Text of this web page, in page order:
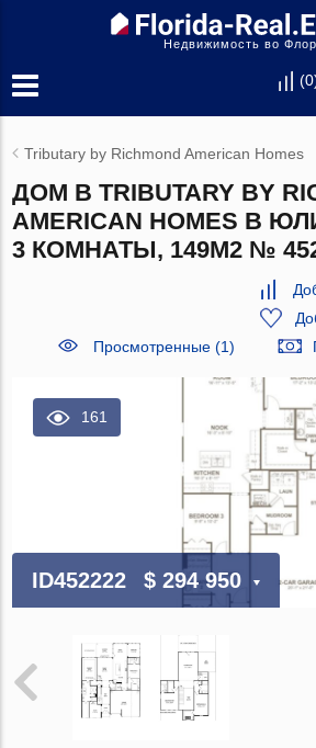
Недвижимость во
(0
Tributary by Richmond American Homes
ДОМ В TRIBUTARY BY
AMERICAN HOMES В
3 КОМНАТЫ, 149М2 №
Просмотренные (1)
161
ID452222 $ 294 950